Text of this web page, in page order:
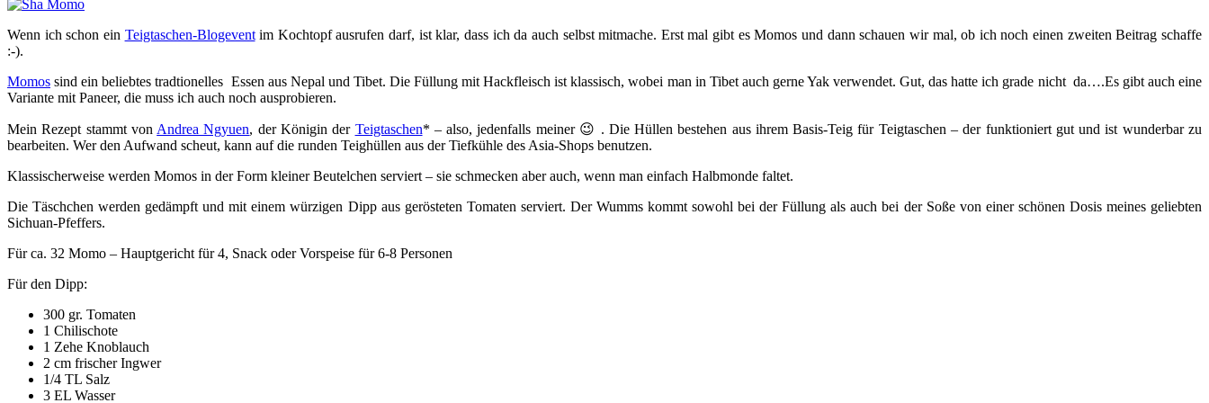
Wenn ich schon ein Teigtaschen-Blogeventim Kochtopf ausrufen darf, ist klar, dass ich da auch selbst mitmache. Erst mal gibt es Momos und dann schauen wir mal, ob ich noch einen zweiten Beitrag schaffe
:-).
Momos sind ein beliebtes tradtionelles Essen aus Nepal und Tibet. Die Füllung mit Hackfleisch ist klassisch, wobei man in Tibet auch gerne Yak verwendet. Gut, das hatte ich grade nicht da….Es gibt auch eine
Variante mit Paneer, die muss ich auch noch ausprobieren.
Mein Rezept stammt von Andrea Ngyuen, der Königin der Teigtaschen* – also, jedenfalls meiner 😉 . Die Hüllen bestehen aus ihrem Basis-Teig für Teigtaschen – der funktioniert gut und ist wunderbar zu
bearbeiten. Wer den Aufwand scheut, kann auf die runden Teighüllen aus der Tiefkühle des Asia-Shops benutzen.
Klassischerweise werden Momos in der Form kleiner Beutelchen serviert – sie schmecken aber auch, wenn man einfach Halbmonde faltet.
Die Täschchen werden gedämpft und mit einem würzigen Dipp aus gerösteten Tomaten serviert. Der Wumms kommt sowohl bei der Füllung als auch bei der Soße von einer schönen Dosis meines geliebten
Sichuan-Pfeffers.
Für ca. 32 Momo – Hauptgericht für 4, Snack oder Vorspeise für 6-8 Personen
Für den Dipp:
300 gr. Tomaten
1 Chilischote
1 Zehe Knoblauch
2 cm frischer Ingwer
1/4 TL Salz
3 EL Wasser